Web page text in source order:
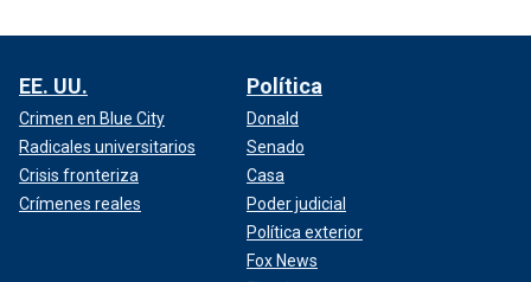
EE. UU.
Crimen en Blue City
Radicales universitarios
Crisis fronteriza
Crímenes reales
Política
Donald
Senado
Casa
Poder judicial
Política exterior
Fox News